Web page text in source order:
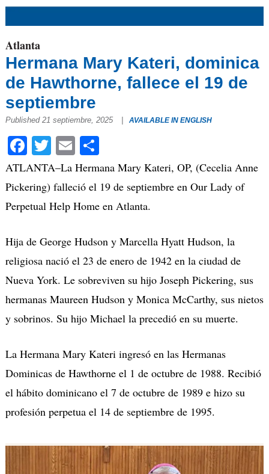
Atlanta
Hermana Mary Kateri, dominica
de Hawthorne, fallece el 19 de
septiembre
Published 21 septiembre, 2025 AVAILABLE IN ENGLISH
Facebook
Twitter
EmailCompartir
ATLANTA–La Hermana Mary Kateri, OP, (Cecelia Anne
Pickering) falleció el 19 de septiembre en Our Lady of
Perpetual Help Home en Atlanta.
Hija de George Hudson y Marcella Hyatt Hudson, la
religiosa nació el 23 de enero de 1942 en la ciudad de
Nueva York. Le sobreviven su hijo Joseph Pickering, sus
hermanas Maureen Hudson y Monica McCarthy, sus nietos
y sobrinos. Su hijo Michael la precedió en su muerte.
La Hermana Mary Kateri ingresó en las Hermanas
Dominicas de Hawthorne el 1 de octubre de 1988. Recibió
el hábito dominicano el 7 de octubre de 1989 e hizo su
profesión perpetua el 14 de septiembre de 1995.